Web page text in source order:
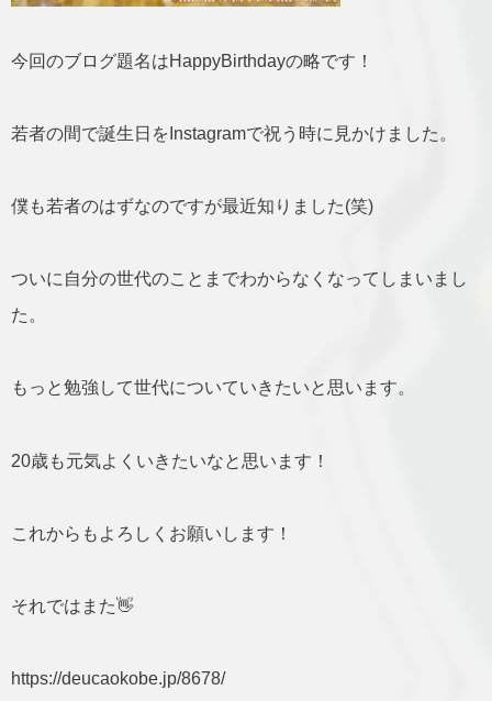
今回のブログ題名はHappyBirthdayの略です！
若者の間で誕生日をInstagramで祝う時に見かけました。
僕も若者のはずなのですが最近知りました(笑)
ついに自分の世代のことまでわからなくなってしまいまし
た。
もっと勉強して世代についていきたいと思います。
20歳も元気よくいきたいなと思います！
これからもよろしくお願いします！
それではまた👋
https://deucaokobe.jp/8678/